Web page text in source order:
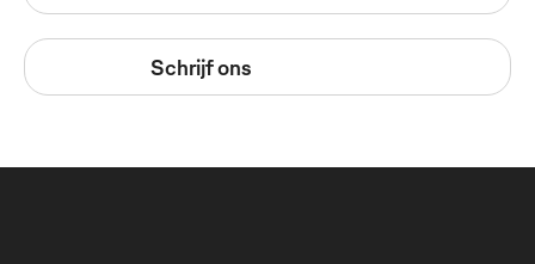
Schrijf ons